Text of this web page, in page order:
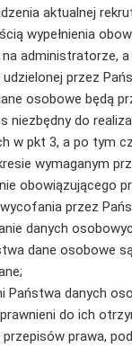
aktualnej
wypełnienia
administratorze,
przez
osobowe będą
niezbędny do
w pkt 3, a po tym
wymaganym
obowiązującego
przez
danych
dane osobowe
Państwa danych
do ich
prawa,